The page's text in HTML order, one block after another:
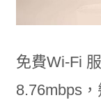
免費Wi-Fi
8.76mbps